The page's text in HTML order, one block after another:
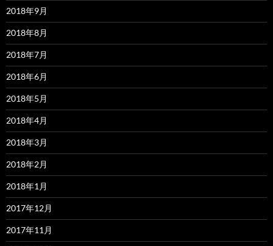
2018年9月
2018年8月
2018年7月
2018年6月
2018年5月
2018年4月
2018年3月
2018年2月
2018年1月
2017年12月
2017年11月